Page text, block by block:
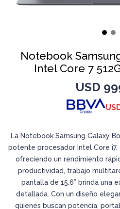
Notebook
Intel Core 7
USD
La Notebook Samsung Galaxy
potente procesador Intel Core i7,
ofreciendo un rendimiento
productividad, trabajo
pantalla de 15.6” brinda una
detallada. Con un diseño
quienes buscan potencia,